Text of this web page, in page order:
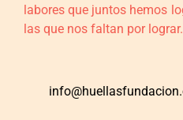
labores que juntos hemos
las que nos faltan por lograr.